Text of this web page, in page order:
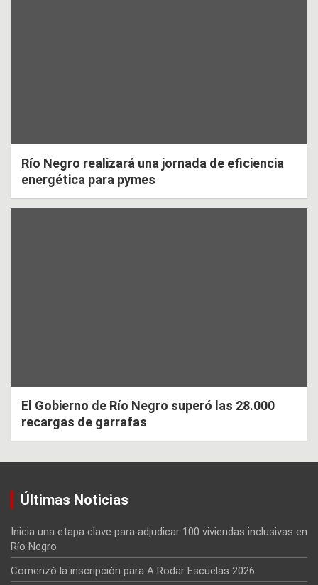
Río Negro realizará una jornada de eficiencia
energética para pymes
El Gobierno de Río Negro superó las 28.000
recargas de garrafas
Últimas Noticias
Inicia una etapa clave para adjudicar 100 viviendas inclusivas en
Río Negro
Comenzó la inscripción para A Rodar Escuelas 2026